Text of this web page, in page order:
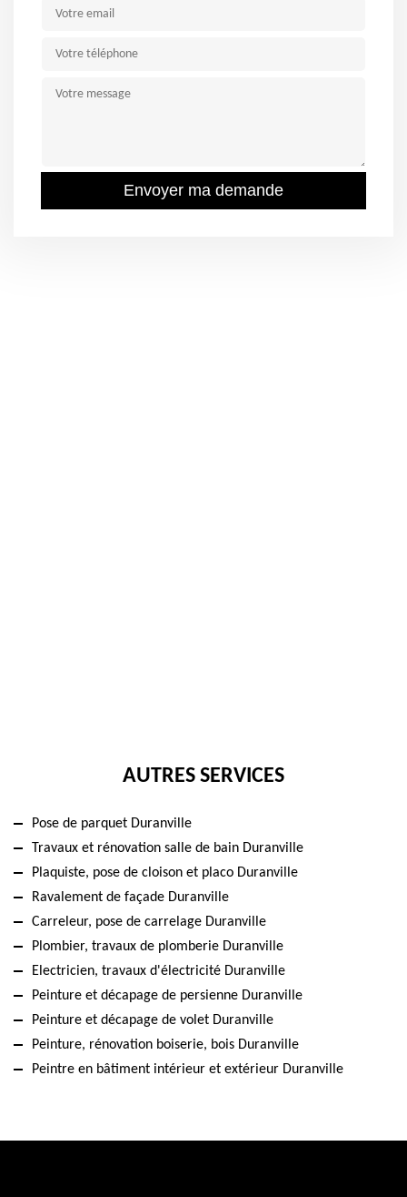
AUTRES SERVICES
Pose de parquet Duranville
Travaux et rénovation salle de bain Duranville
Plaquiste, pose de cloison et placo Duranville
Ravalement de façade Duranville
Carreleur, pose de carrelage Duranville
Plombier, travaux de plomberie Duranville
Electricien, travaux d'électricité Duranville
Peinture et décapage de persienne Duranville
Peinture et décapage de volet Duranville
Peinture, rénovation boiserie, bois Duranville
Peintre en bâtiment intérieur et extérieur Duranville